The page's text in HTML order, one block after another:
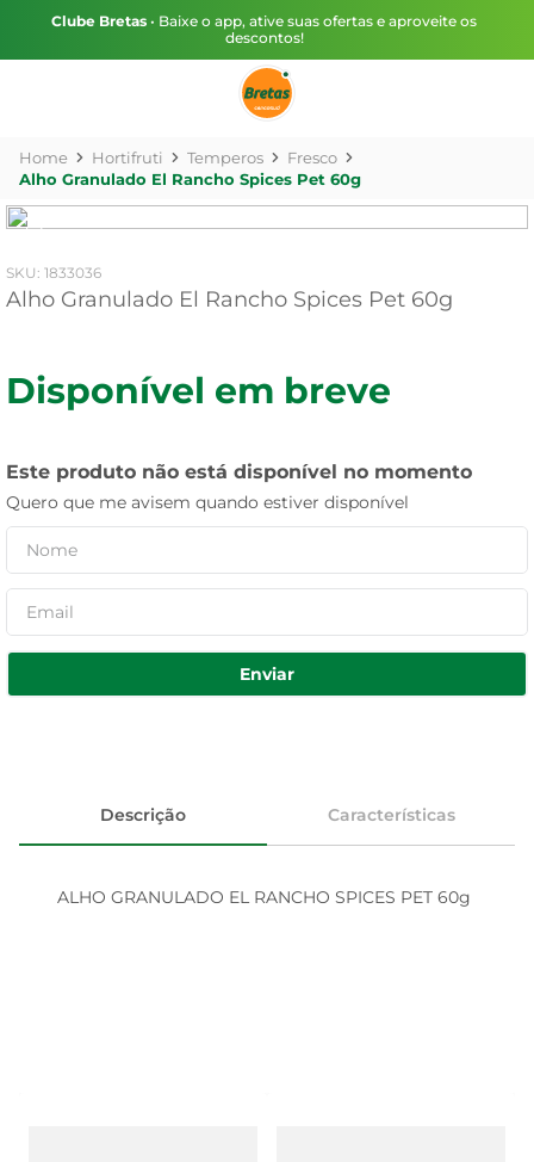
Clube Bretas • Baixe o app, ative suas ofertas e aproveite os
descontos!
Hortifruti Temperos
Fresco
Alho Granulado El Rancho Spices Pet 60g
: 1833036
Alho Granulado El Rancho Spices Pet 60g
Disponível em breve
Este produto não está disponível no momento
Quero que me avisem quando estiver disponível
Enviar
Descrição Características
ALHO GRANULADO EL RANCHO SPICES PET 60g